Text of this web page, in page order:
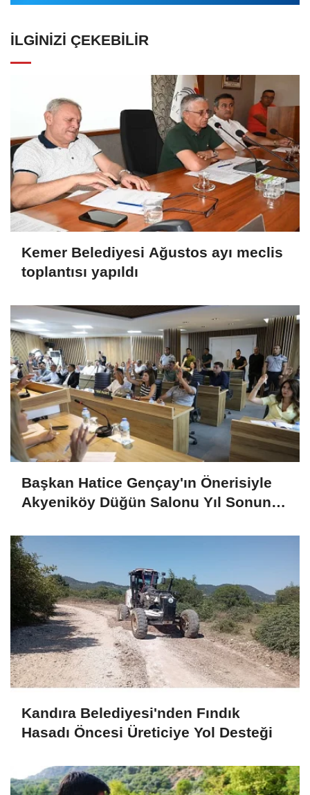
İLGINIZI ÇEKEBILIR
Kemer Belediyesi Ağustos ayı meclis
toplantısı yapıldı
Başkan Hatice Gençay'ın Önerisiyle
Akyeniköy Düğün Salonu Yıl Sonuna
Kandıra Belediyesi'nden Fındık
Hasadı Öncesi Üreticiye Yol Desteği